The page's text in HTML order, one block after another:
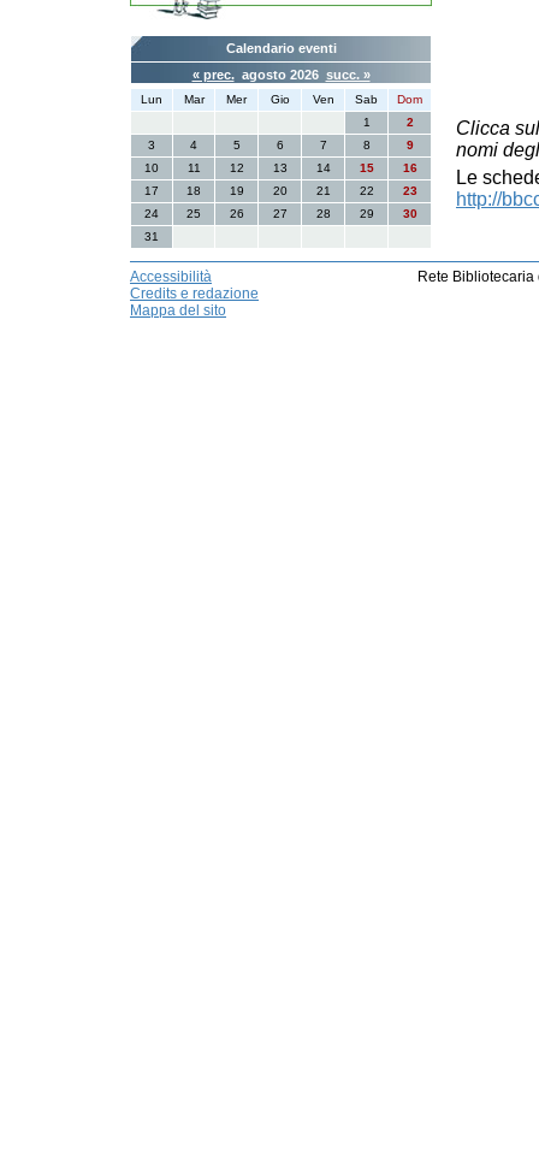
Clicca
nomi
Le
http://
Calendario eventi
« prec.agosto 2026 succ. »
Lun Mar Mer Gio Ven Sab
Dom
1
2
3
4 5 6 7 8
9
10
11 12 13 14 15
16
17
18 19 20 21 22
23
24
25 26 27 28 29
30
31
Accessibilità
Credits e redazione
Mappa del sito
Rete